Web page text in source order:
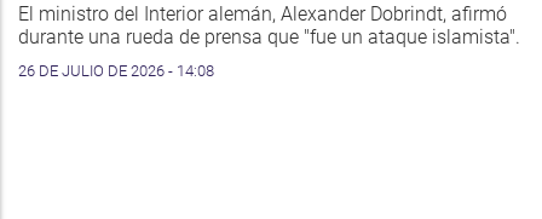
El ministro del Interior alemán, Alexander Dobrindt, afirmó
durante una rueda de prensa que "fue un ataque islamista".
26 DE JULIO DE 2026 - 14:08